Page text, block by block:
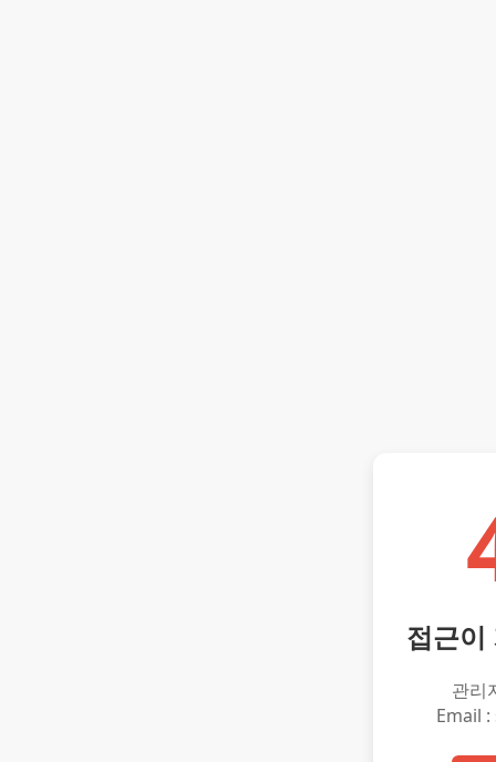
접근이
관리
Email